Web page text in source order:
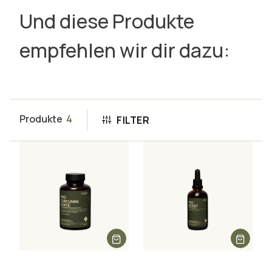
Und diese Produkte
empfehlen wir dir dazu:
Produkte 4 FILTER